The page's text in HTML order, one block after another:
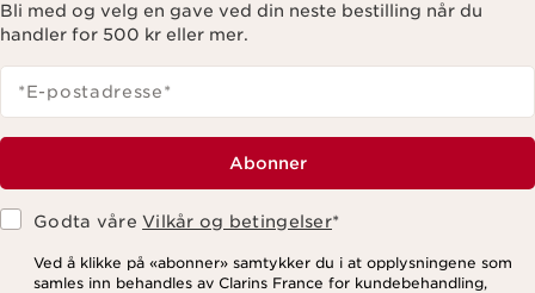
Bli med og velg en gave ved din neste bestilling når du
handler for 500 kr eller mer.
*E-postadresse*
Abonner
Godta våreVilkår og betingelser*
Ved å klikke på «abonner» samtykker du i at opplysningene som
samles inn behandles av Clarins France for kundebehandling,